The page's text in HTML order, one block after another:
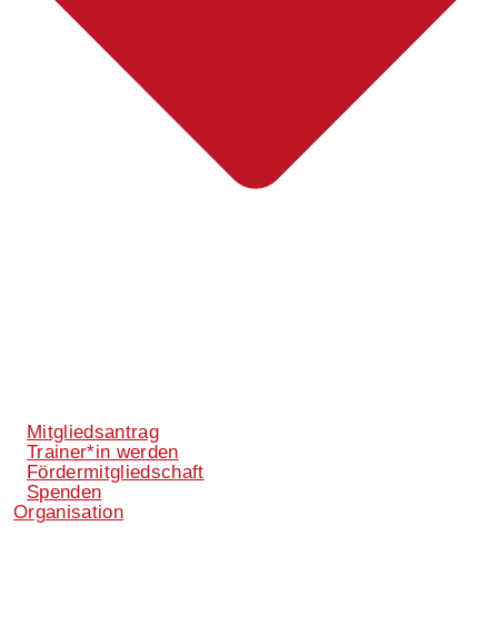
Mitgliedsantrag
Trainer*in werden
Fördermitgliedschaft
Spenden
Organisation